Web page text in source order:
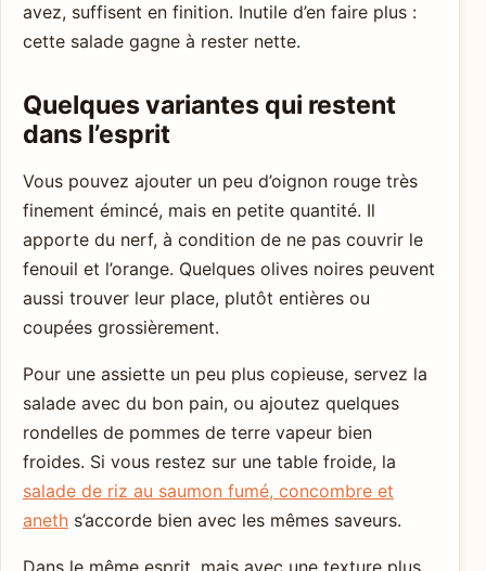
avez, suffisent en finition. Inutile d’en faire plus :
cette salade gagne à rester nette.
Quelques variantes qui restent
dans l’esprit
Vous pouvez ajouter un peu d’oignon rouge très
finement émincé, mais en petite quantité. Il
apporte du nerf, à condition de ne pas couvrir le
fenouil et l’orange. Quelques olives noires peuvent
aussi trouver leur place, plutôt entières ou
coupées grossièrement.
Pour une assiette un peu plus copieuse, servez la
salade avec du bon pain, ou ajoutez quelques
rondelles de pommes de terre vapeur bien
froides. Si vous restez sur une table froide, la
salade de riz au saumon fumé, concombre et
aneth s’accorde bien avec les mêmes saveurs.